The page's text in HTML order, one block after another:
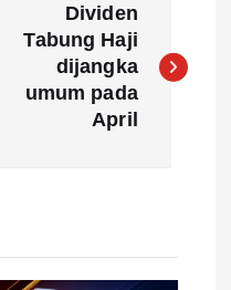
Dividen
Tabung Haji
dijangka
umum pada
April